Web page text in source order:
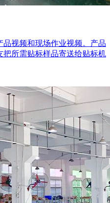
视频和现场作业视频。产品
所需贴标样品寄送给贴标机